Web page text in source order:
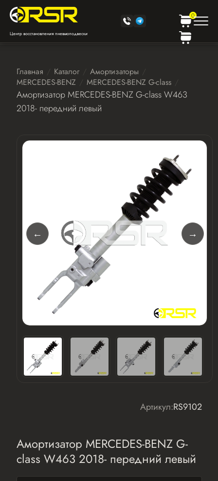
Центр восстановления пневмоподвески
0
Главная Каталог
Амортизаторы
MERCEDES-BENZ
MERCEDES-BENZ G-class
Амортизатор MERCEDES-BENZ G-class W463
2018- передний левый
Артикул:RS9102
Амортизатор MERCEDES-BENZ G-
class W463 2018- передний левый